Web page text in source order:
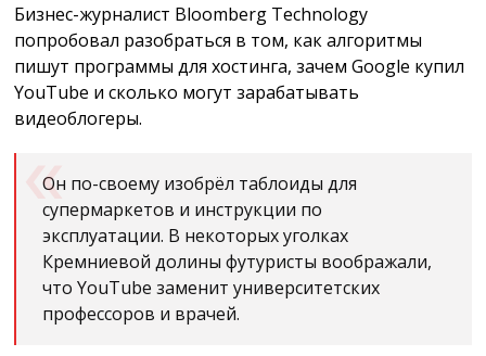
Бизнес-журналист Bloomberg Technology
попробовал разобраться в том, как алгоритмы
пишут программы для хостинга, зачем Google купил
YouTube и сколько могут зарабатывать
видеоблогеры.
Он по-своему изобрёл таблоиды для
супермаркетов и инструкции по
эксплуатации. В некоторых уголках
Кремниевой долины футуристы воображали,
что YouTube заменит университетских
профессоров и врачей.